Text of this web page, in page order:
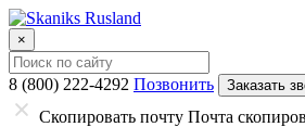
×
8 (800) 222-4292 Позвонить Заказать
Скопировать почту Почта